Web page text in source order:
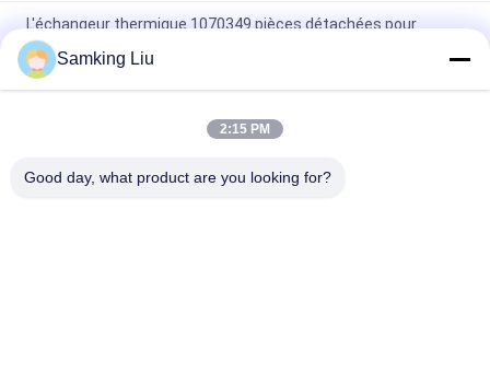
L'échangeur thermique 1070349 pièces détachées pour
réfrigérateurs Do For SP Unité T-1080S T-1080R T-1000R T-
880R T-1000S MD100 TS600
même couvercle, T-1000M/T-1000R/T-1080Pro utilisent le
même couvercle nous fournissons l'ensemble des unités de
Samking Liu
2:15 PM
Good day, what product are you looking for?